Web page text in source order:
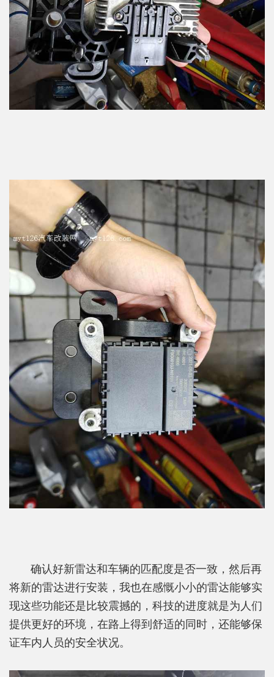
确认好新雷达和车辆的匹配度是否一致，然后再
将新的雷达进行安装，我也在感慨小小的雷达能够实
现这些功能还是比较震撼的，科技的进度就是为人们
提供更好的环境，在路上得到舒适的同时，还能够保
证车内人员的安全状况。